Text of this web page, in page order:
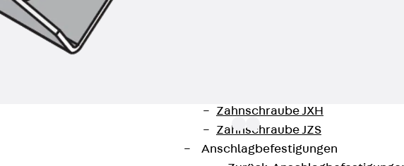
Zahnschraube JXH
Zahnschraube JZS
Anschlagbefestigungen